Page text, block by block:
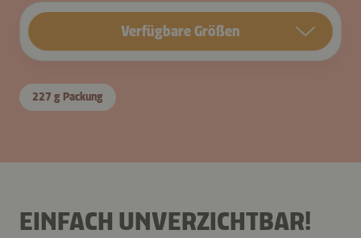
Verfügbare Größen
227 g Packung
EINFACH UNVERZICHTBAR!